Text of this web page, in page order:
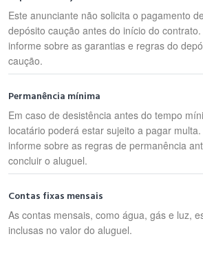
Este anunciante não solicita o pagamento
depósito caução antes do início do contrato.
informe sobre as garantias e regras do
caução.
Permanência mínima
Em caso de desistência antes do tempo
locatário poderá estar sujeito a pagar multa.
informe sobre as regras de permanência
concluir o aluguel.
Contas fixas mensais
As contas mensais, como água, gás e luz,
inclusas no valor do aluguel.